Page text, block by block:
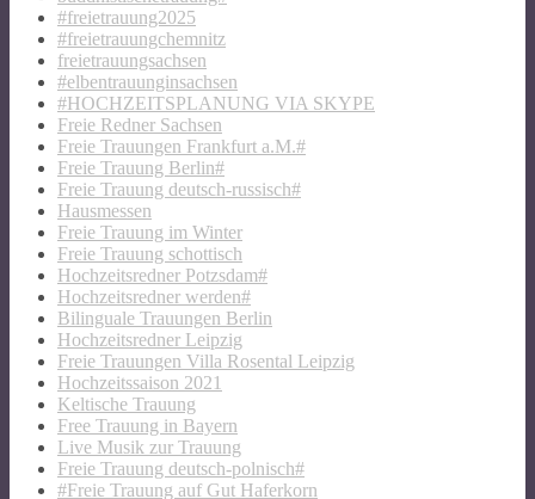
#freietrauung2025
#freietrauungchemnitz
freietrauungsachsen
#elbentrauunginsachsen
#HOCHZEITSPLANUNG VIA SKYPE
Freie Redner Sachsen
Freie Trauungen Frankfurt a.M.#
Freie Trauung Berlin#
Freie Trauung deutsch-russisch#
Hausmessen
Freie Trauung im Winter
Freie Trauung schottisch
Hochzeitsredner Potzsdam#
Hochzeitsredner werden#
Bilinguale Trauungen Berlin
Hochzeitsredner Leipzig
Freie Trauungen Villa Rosental Leipzig
Hochzeitssaison 2021
Keltische Trauung
Free Trauung in Bayern
Live Musik zur Trauung
Freie Trauung deutsch-polnisch#
#Freie Trauung auf Gut Haferkorn